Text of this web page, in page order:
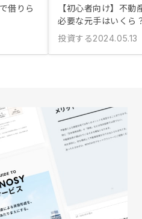
借りら
【初心者向け】不
必要な元手はいくら
投資する2024.05.13